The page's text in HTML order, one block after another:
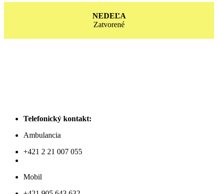
NEDEĽA
Zatvorené
Telefonický kontakt:
Ambulancia
+421 2 21 007 055
Mobil